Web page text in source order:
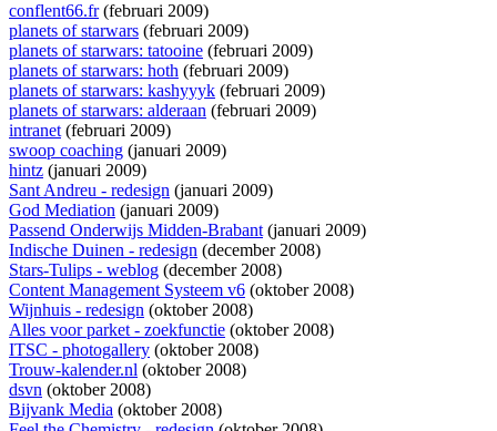
conflent66.fr(februari 2009)
planets of starwars (februari 2009)
planets of starwars: tatooine (februari 2009)
planets of starwars: hoth (februari 2009)
planets of starwars: kashyyyk (februari 2009)
planets of starwars: alderaan (februari 2009)
intranet(februari 2009)
swoop coaching (januari 2009)
hintz (januari 2009)
Sant Andreu - redesign (januari 2009)
God Mediation (januari 2009)
Passend Onderwijs Midden-Brabant(januari 2009)
Indische Duinen - redesign (december 2008)
Stars-Tulips - weblog (december 2008)
Content Management Systeem v6 (oktober 2008)
Wijnhuis - redesign (oktober 2008)
Alles voor parket - zoekfunctie (oktober 2008)
ITSC - photogallery (oktober 2008)
Trouw-kalender.nl (oktober 2008)
dsvn (oktober 2008)
Bijvank Media (oktober 2008)